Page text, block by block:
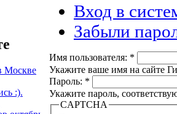
Москве
:).
Вход в
Забыли
Имя пользователя: *
Укажите ваше имя на сайте
Пароль: *
Укажите пароль,
CAPTCHA